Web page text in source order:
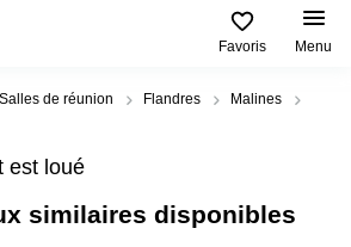
Favoris Menu
Salles de réunion Flandres
Malines
est loué
similaires disponibles